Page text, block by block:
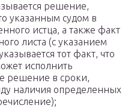
решение,
указанным судом в
истца, а также факт
листа (с указанием
тот факт, что
исполнить
решение в сроки,
наличия определенных